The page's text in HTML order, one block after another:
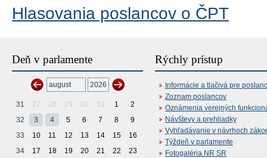
Hlasovania poslancov o ČPT
Deň v parlamente
31 27 28 29 30 31 1
2
32
3 4 5 6 7 8
9
33
10 11 12 13 14 15
16
34
17 18 19 20 21 22
23
Rýchly prístup
Informácie a tlačivá pre
Zoznam poslancov
Oznámenia verejných
Návštevy a prehliadky
Vyhľadávanie v návrhoch
Týždeň v parlamente
Fotogaléria NR SR